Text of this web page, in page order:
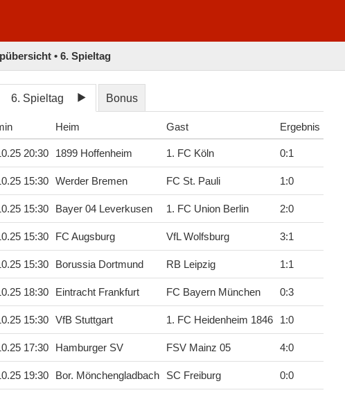
• 6. Spieltag
6. Spieltag Bonus
Heim Gast Ergebnis
20:30 1899 Hoffenheim 1. FC Köln 0:1
15:30 Werder Bremen FC St. Pauli 1:0
15:30 Bayer 04 Leverkusen 1. FC Union Berlin 2:0
15:30 FC Augsburg VfL Wolfsburg 3:1
15:30 Borussia Dortmund RB Leipzig 1:1
18:30 Eintracht Frankfurt FC Bayern München 0:3
15:30 VfB Stuttgart 1. FC Heidenheim 1846 1:0
17:30 Hamburger SV FSV Mainz 05 4:0
19:30 Bor. Mönchengladbach SC Freiburg 0:0